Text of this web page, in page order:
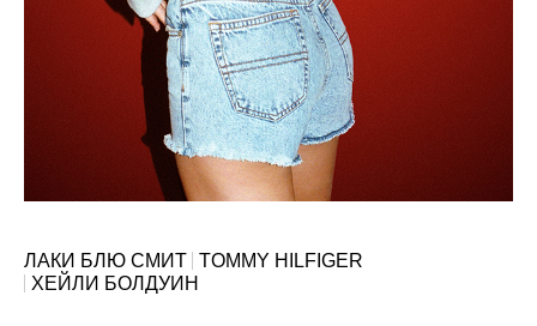
ЛАКИ БЛЮ СМИТ TOMMY HILFIGER
ХЕЙЛИ БОЛДУИН